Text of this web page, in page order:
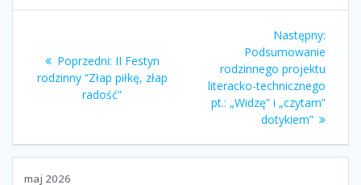
wpisu
Poprzedni: Poprzedni
wpis:
II Festyn
rodzinny “Złap piłkę, złap
radość”
Następny:
Podsumowanie
rodzinnego projektu
literacko-technicznego
pt.: „Widzę” i „czytam”
dotykiem”
maj 2026